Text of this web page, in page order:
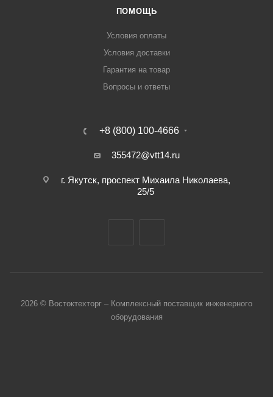
ПОМОЩЬ
Условия оплаты
Условия доставки
Гарантия на товар
Вопросы и ответы
+8 (800) 100-4666
355472@vtt14.ru
г. Якутск, проспект Михаила Николаева,
25/5
2026 © Востоктехторг – Комплексный поставщик инженерного
оборудования